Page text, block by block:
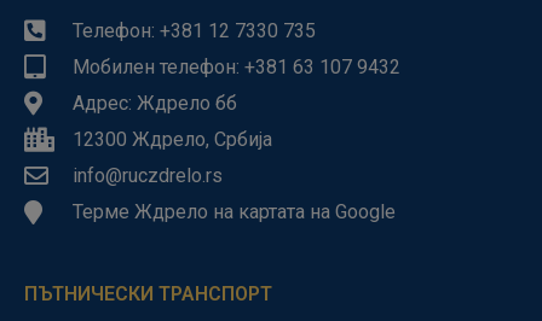
Телефон: +381 12 7330 735
Мобилен телефон: +381 63 107 9432
Адрес: Ждрело бб
12300 Ждрело, Србија
info@ruczdrelo.rs
Терме Ждрело на картата на Google
ПЪТНИЧЕСКИ ТРАНСПОРТ